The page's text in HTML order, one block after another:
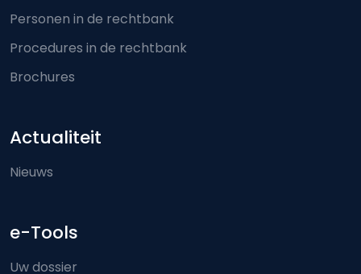
Personen in de rechtbank
Procedures in de rechtbank
Brochures
Actualiteit
Nieuws
e-Tools
Uw dossier